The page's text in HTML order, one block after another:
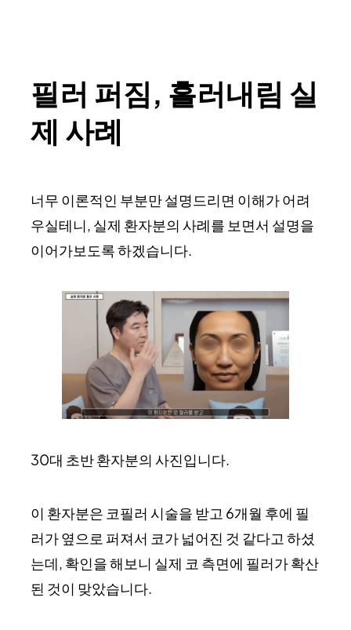
필러 퍼짐, 흘러내림 실
제 사례
너무 이론적인 부분만 설명드리면 이해가 어려
우실테니, 실제 환자분의 사례를 보면서 설명을
이어가보도록 하겠습니다.
30대 초반 환자분의 사진입니다.
이 환자분은 코필러 시술을 받고 6개월 후에 필
러가 옆으로 퍼져서 코가 넓어진 것 같다고 하셨
는데, 확인을 해보니 실제 코 측면에 필러가 확산
된 것이 맞았습니다.